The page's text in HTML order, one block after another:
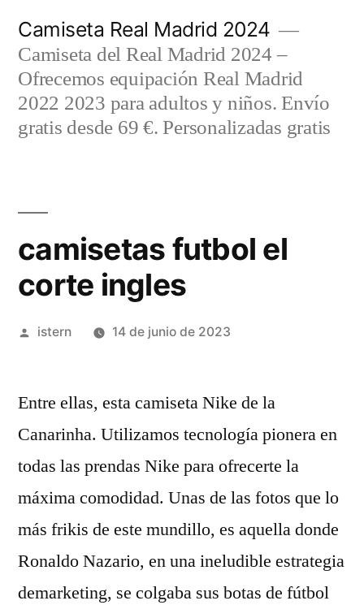
contenido
Camiseta Real Madrid 2024
Camiseta del Real Madrid 2024 –
Ofrecemos equipación Real Madrid
2022 2023 para adultos y niños. Envío
gratis desde 69 €. Personalizadas gratis
camisetas futbol el
corte ingles
Publicado
istern 14 de junio de 2023
Entre ellas, esta camiseta Nike de la
Canarinha. Utilizamos tecnología pionera en
todas las prendas Nike para ofrecerte la
máxima comodidad. Unas de las fotos que lo
más frikis de este mundillo, es aquella donde
Ronaldo Nazario, en una ineludible estrategia
demarketing, se colgaba sus botas de fútbol